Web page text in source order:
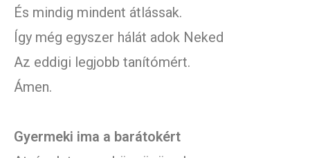
És mindig mindent átlássak.
Így még egyszer hálát adok Neked
Az eddigi legjobb tanítómért.
Ámen.
Gyermeki ima a barátokért